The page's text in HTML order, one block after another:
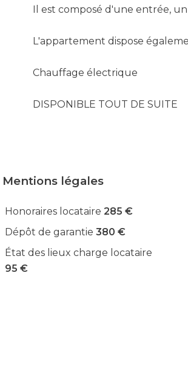
Il est composé d'une entrée,
L'appartement dispose
Chauffage électrique
DISPONIBLE TOUT DE SUITE
Mentions légales
Honoraires locataire 285 €
Dépôt de garantie 380 €
État des lieux charge locataire
95 €